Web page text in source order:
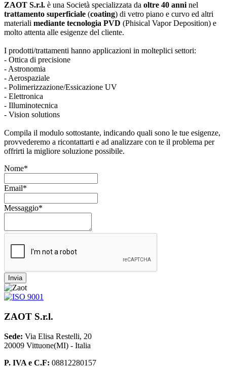
ZAOT S.r.l. è una Società specializzata da oltre 40 anninel
trattamento superficiale (coating) di vetro piano e curvo ed altri
materiali mediante tecnologia PVD (Phisical Vapor Deposition) e
molto attenta alle esigenze del cliente.
I prodotti/trattamenti hanno applicazioni in molteplici settori:
- Ottica di precisione
- Astronomia
- Aerospaziale
- Polimerizzazione/Essicazione UV
- Elettronica
- Illuminotecnica
- Vision solutions
Compila il modulo sottostante, indicando quali sono le tue esigenze,
provvederemo a ricontattarti e ad analizzare con te il problema per
offrirti la migliore soluzione possibile.
Nome*
Email*
Messaggio*
Invia
ZAOT S.r.l.
Sede: Via Elisa Restelli, 20
20009 Vittuone(MI) - Italia
P. IVA e C.F: 08812280157